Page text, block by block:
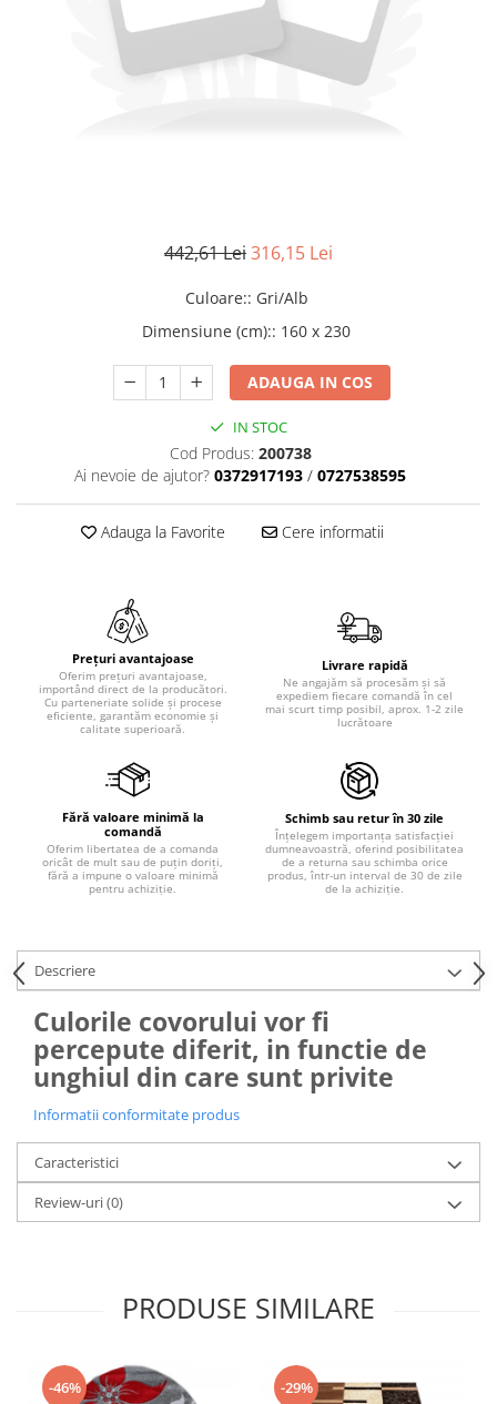
442,61 Lei316,15 Lei
Culoare:: Gri/Alb
Dimensiune (cm):: 160 x 230
ADAUGA IN COS
IN STOC
Cod Produs: 200738
Ai nevoie de ajutor? 0372917193 / 0727538595
Adauga la Favorite Cere informatii
Prețuri avantajoase
Oferim prețuri avantajoase,
importând direct de la producători.
Cu parteneriate solide și procese
eficiente, garantăm economie și
calitate superioară.
Livrare rapidă
Ne angajăm să procesăm și să
expediem fiecare comandă în cel
mai scurt timp posibil, aprox. 1-2 zile
lucrătoare
Fără valoare minimă la
comandă
Oferim libertatea de a comanda
oricât de mult sau de puțin doriți,
fără a impune o valoare minimă
pentru achiziție.
Schimb sau retur în 30 zile
Înțelegem importanța satisfacției
dumneavoastră, oferind posibilitatea
de a returna sau schimba orice
produs, într-un interval de 30 de zile
de la achiziție.
Descriere
Culorile covorului vor fi
percepute diferit, in functie de
unghiul din care sunt privite
Informatii conformitate produs
Caracteristici
Review-uri(0)
PRODUSE SIMILARE
-46% -29%